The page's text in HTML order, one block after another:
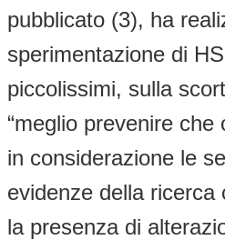
pubblicato (3), ha
sperimentazione di
piccolissimi, sulla
“meglio prevenire che
in considerazione le
evidenze della ricerca
la presenza di